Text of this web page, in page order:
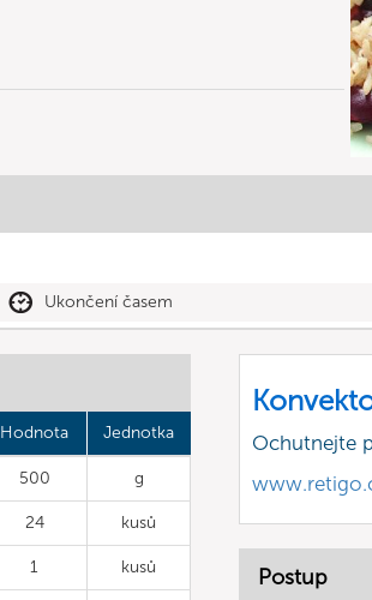
Ukončení časem
Hodnota Jednotka
500 g
24 kusů
1 kusů
Ochutnejte
Postup